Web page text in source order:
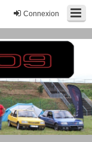
Connexion